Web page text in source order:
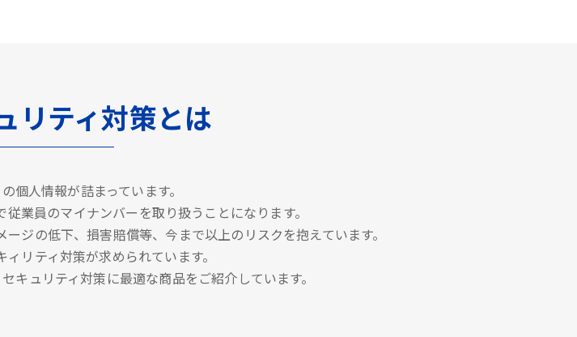
リティ対策とは
個人情報が詰まっています。
業員のマイナンバーを取り扱うことになります。
ジの低下、損害賠償等、今まで以上のリスクを抱えています。
リティ対策が求められています。
キュリティ対策に最適な商品をご紹介しています。